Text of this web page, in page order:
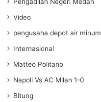
Video
pengusaha depot air minum
Internasional
Matteo Politano
Napoli Vs AC Milan 1-0
Bitung